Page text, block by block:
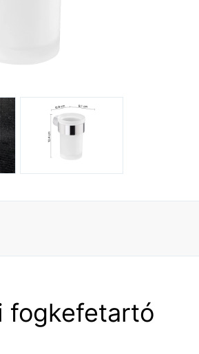
fogkefetartó